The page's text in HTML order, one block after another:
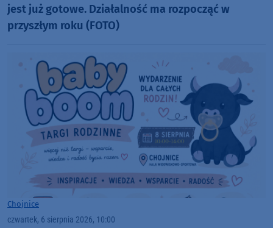
jest już gotowe. Działalność ma rozpocząć w
przyszłym roku (FOTO)
Chojnice
czwartek, 6 sierpnia 2026, 10:00